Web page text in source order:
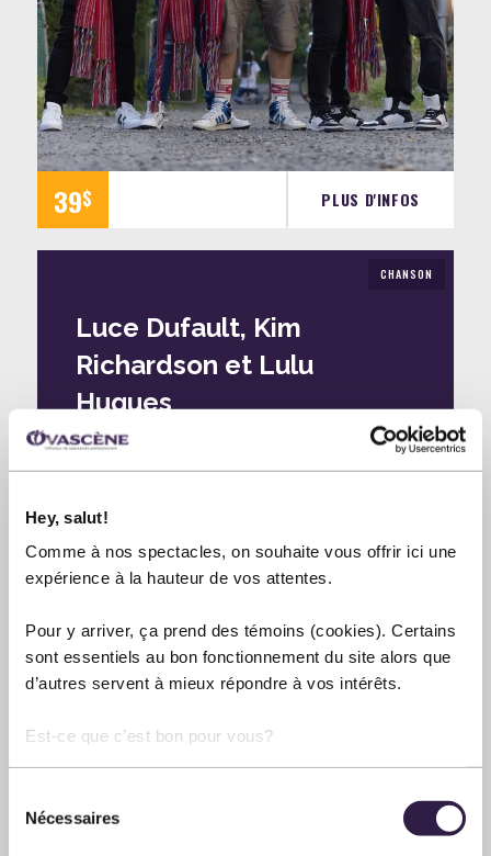
Hey, salut!
Comme à nos spectacles, on souhaite vous offrir ici une
expérience à la hauteur de vos attentes.
Pour y arriver, ça prend des témoins (cookies). Certains
sont essentiels au bon fonctionnement du site alors que
d’autres servent à mieux répondre à vos intérêts.
Est-ce que c’est bon pour vous?
Nécessaires
39$ PLUS D'INFOS
CHANSON
Luce Dufault, Kim
Richardson et Lulu
Hugues
SALLE MÉCHATIGAN
5 septembre 2026